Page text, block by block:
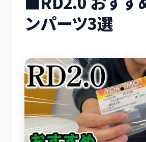
ンパーツ3選